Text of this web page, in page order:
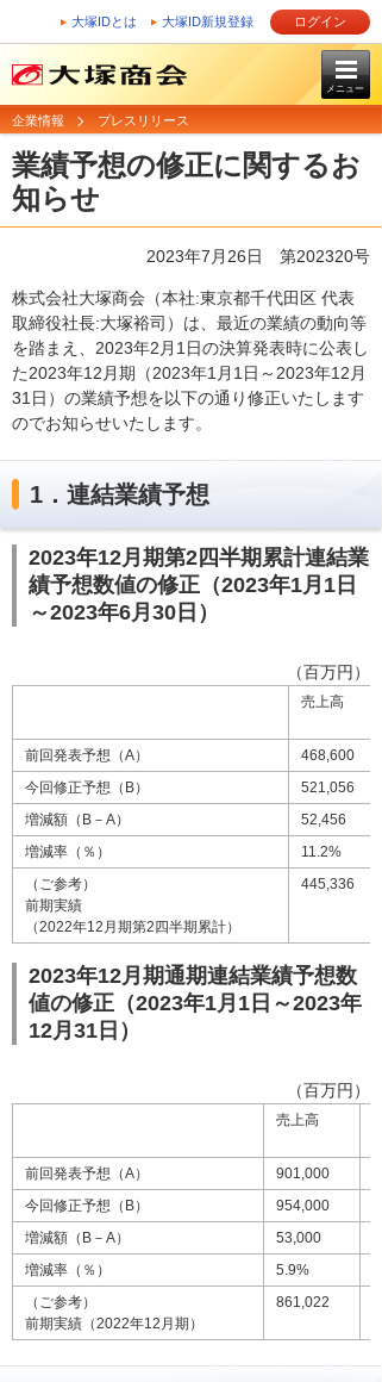
大塚IDとは 大塚ID新規登録 ログイン
メニュー
企業情報 プレスリリース
業績予想の修正に関するお
知らせ
2023年7月26日 第202320号
株式会社大塚商会（本社:東京都千代田区 代表
取締役社長:大塚裕司）は、最近の業績の動向等
を踏まえ、2023年2月1日の決算発表時に公表し
た2023年12月期（2023年1月1日～2023年12月
31日）の業績予想を以下の通り修正いたします
のでお知らせいたします。
1．連結業績予想
2023年12月期第2四半期累計連結業
績予想数値の修正（2023年1月1日
～2023年6月30日）
（百万円）
売上高
前回発表予想（A）
468,600
今回修正予想（B）
521,056
増減額（B－A）
52,456
増減率（％）
11.2%
（ご参考）
前期実績
（2022年12月期第2四半期累計）
445,336
2023年12月期通期連結業績予想数
値の修正（2023年1月1日～2023年
12月31日）
（百万円）
売上高
前回発表予想（A） 901,000
今回修正予想（B）
954,000
増減額（B－A）
53,000
増減率（％）
5.9%
（ご参考）
前期実績（2022年12月期）
861,022